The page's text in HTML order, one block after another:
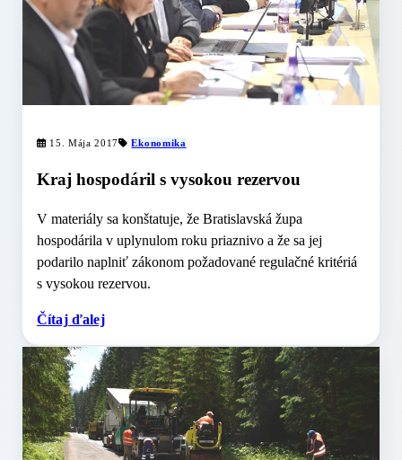
15. Mája 2017 Ekonomika
Kraj hospodáril s vysokou rezervou
V materiály sa konštatuje, že Bratislavská župa
hospodárila v uplynulom roku priaznivo a že sa jej
podarilo naplniť zákonom požadované regulačné kritériá
s vysokou rezervou.
Čítaj ďalej